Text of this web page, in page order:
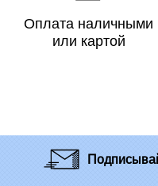
Оплата наличными
или картой